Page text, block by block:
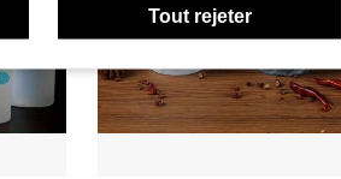
Tout rejeter